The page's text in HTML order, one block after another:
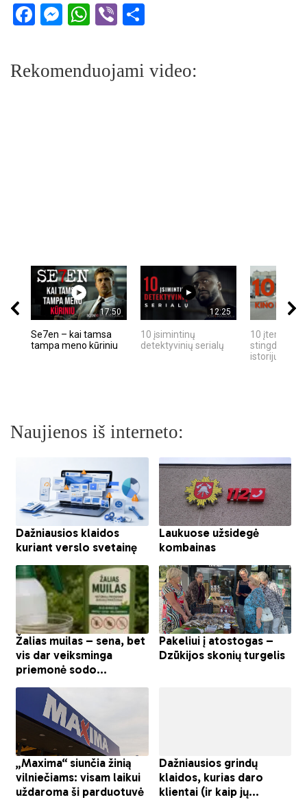
Facebook
Messenger
WhatsApp
Viber
Rekomenduojami video:
17:50
Se7en – kai tamsa
tampa meno kūriniu
12:25
10 įsimintinų
detektyvinių serialų
10 įtemptų,
stingdančių
istorijų
Naujienos iš interneto: